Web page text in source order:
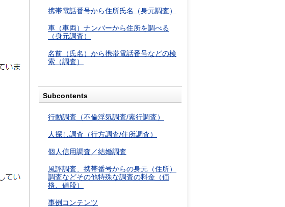
携帯電話番号から住所氏名（身元調査）
車（車両）ナンバーから住所を調べる
（身元調査）
名前（氏名）から携帯電話番号などの検
索（調査）
Subcontents
行動調査（不倫浮気調査/素行調査）
人探し調査（行方調査/住所調査）
個人信用調査／結婚調査
風評調査、携帯番号からの身元（住所）
調査などその他特殊な調査の料金（価
格、値段）
事例コンテンツ